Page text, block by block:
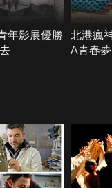
年影展優勝
北港瘋
A青春夢